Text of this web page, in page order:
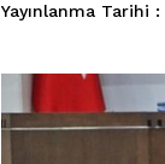
Yayınlanma Tarihi :